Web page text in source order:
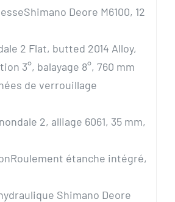
Shimano Deore M6100, 12
2 Flat, butted 2014 Alloy,
3°, balayage 8°, 760 mm
de verrouillage
2, alliage 6061, 35 mm,
Roulement étanche intégré,
Shimano Deore